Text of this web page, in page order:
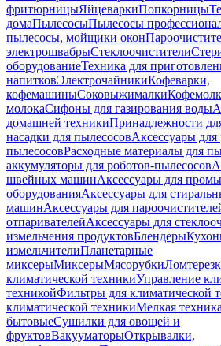
фритюрницыЯйцеваркиПопкорницы
домаПылесосыПылесосы
пылесосы, мойщики окон
электрошвабрыСтеклоочистители
оборудованиеТехника для
напитковЭлектрочайникиКофеварки,
кофемашиныСоковыжималки
молокаСифоны для газирования воды
домашней техникиПринадлежности
насадки для пылесосовАксессуары для
пылесосовРасходные материалы для
аккумуляторы для роботов-пылесосов
швейных машинАксессуары для
оборудованияАксессуары для
машинАксессуары для
отпаривателейАксессуары для
измельчения продуктовБлендеры
измельчителиПланетарные
миксерыМиксерыМясорубки
климатической техникиУправление
техникойФильтры для климатической
климатической техникиМелкая техника
бытовыеСушилки для овощей и
фруктовВакууматорыОткрывалки,